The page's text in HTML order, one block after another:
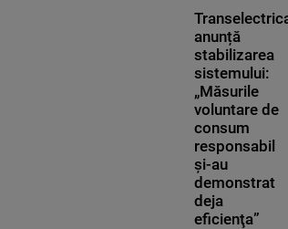
anunță
stabilizarea
sistemului:
„Măsurile
voluntare de
consum
responsabil
şi-au
demonstrat
deja
eficienţa”